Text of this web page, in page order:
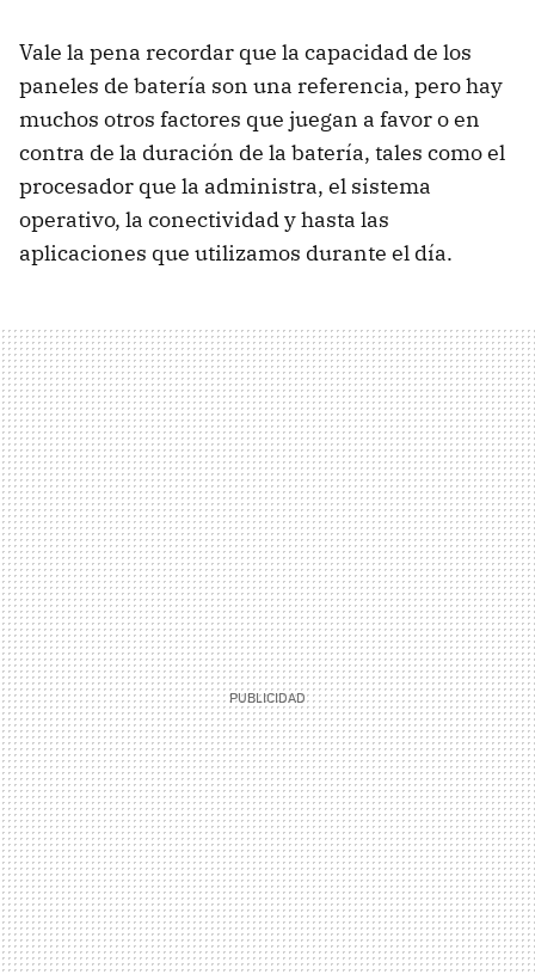
Vale la pena recordar que la capacidad de los
paneles de batería son una referencia, pero hay
muchos otros factores que juegan a favor o en
contra de la duración de la batería, tales como el
procesador que la administra, el sistema
operativo, la conectividad y hasta las
aplicaciones que utilizamos durante el día.